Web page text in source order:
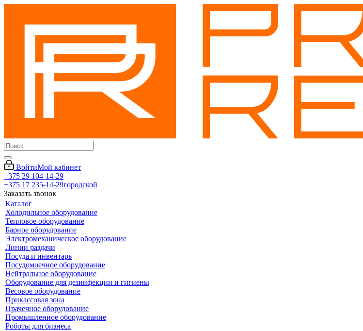
ВойтиМой кабинет
+375 29 104-14-29
+375 17 235-14-29городской
Заказать звонок
Каталог
Холодильное оборудование
Тепловое оборудование
Барное оборудование
Электромеханическое оборудование
Линии раздачи
Посуда и инвентарь
Посудомоечное оборудование
Нейтральное оборудование
Оборудование для дезинфекции и гигиены
Весовое оборудование
Прикассовая зона
Прачечное оборудование
Промышленное оборудование
Роботы для бизнеса